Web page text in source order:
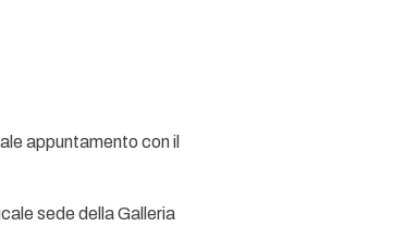
appuntamento con il
sede della Galleria